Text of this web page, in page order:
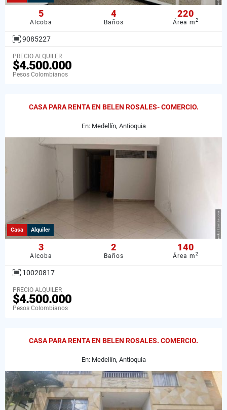
5
Alcoba
4
Baños
220
Área m2
9085227
PRECIO ALQUILER
$4.500.000
Pesos Colombianos
CASA PARA RENTA EN BELEN ROSALES- COMERCIO.
En: Medellín, Antioquia
Casa Alquiler
3
Alcoba
2
Baños
140
Área m2
10020817
PRECIO ALQUILER
$4.500.000
Pesos Colombianos
CASA PARA RENTA EN BELEN ROSALES. COMERCIO.
En: Medellín, Antioquia